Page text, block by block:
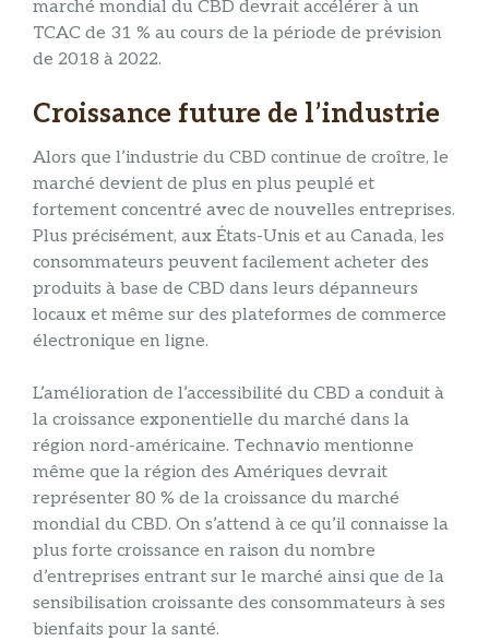
marché mondial du CBD devrait accélérer à un
TCAC de 31 % au cours de la période de prévision
de 2018 à 2022.
Croissance future de l’industrie
Alors que l’industrie du CBD continue de croître, le
marché devient de plus en plus peuplé et
fortement concentré avec de nouvelles entreprises.
Plus précisément, aux États-Unis et au Canada, les
consommateurs peuvent facilement acheter des
produits à base de CBD dans leurs dépanneurs
locaux et même sur des plateformes de commerce
électronique en ligne.
L’amélioration de l’accessibilité du CBD a conduit à
la croissance exponentielle du marché dans la
région nord-américaine. Technavio mentionne
même que la région des Amériques devrait
représenter 80 % de la croissance du marché
mondial du CBD. On s’attend à ce qu’il connaisse la
plus forte croissance en raison du nombre
d’entreprises entrant sur le marché ainsi que de la
sensibilisation croissante des consommateurs à ses
bienfaits pour la santé.